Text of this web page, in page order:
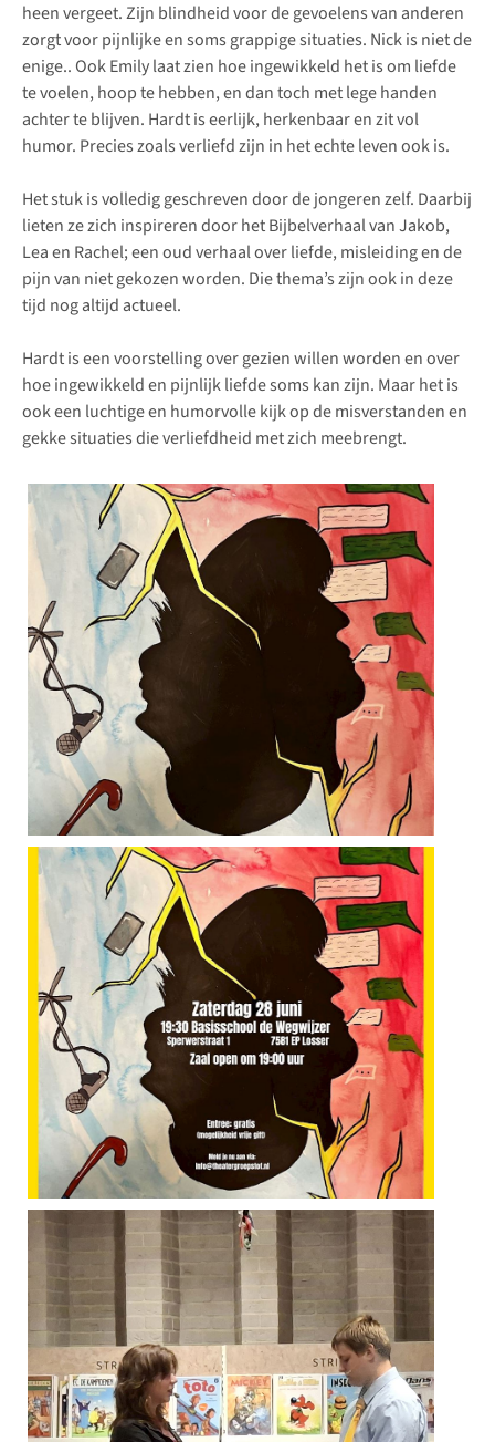
heen vergeet. Zijn blindheid voor de gevoelens van anderen
zorgt voor pijnlijke en soms grappige situaties. Nick is niet de
enige.. Ook Emily laat zien hoe ingewikkeld het is om liefde
te voelen, hoop te hebben, en dan toch met lege handen
achter te blijven. Hardt is eerlijk, herkenbaar en zit vol
humor. Precies zoals verliefd zijn in het echte leven ook is.
Het stuk is volledig geschreven door de jongeren zelf. Daarbij
lieten ze zich inspireren door het Bijbelverhaal van Jakob,
Lea en Rachel; een oud verhaal over liefde, misleiding en de
pijn van niet gekozen worden. Die thema’s zijn ook in deze
tijd nog altijd actueel.
Hardt is een voorstelling over gezien willen worden en over
hoe ingewikkeld en pijnlijk liefde soms kan zijn. Maar het is
ook een luchtige en humorvolle kijk op de misverstanden en
gekke situaties die verliefdheid met zich meebrengt.